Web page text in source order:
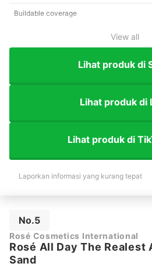
Buildable coverage
View all
Lihat produk di
Lihat produk di
Lihat produk di
Laporkan informasi yang kurang tepat
No.5
Rosé Cosmetics International
Rosé All Day The
Sand